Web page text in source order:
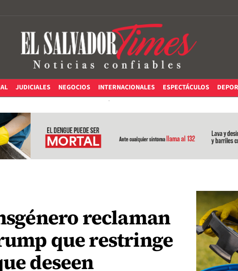
JUDICIALES NEGOCIOS INTERNACIONALES ESPECTÁCULOS
reclaman
que restringe
deseen